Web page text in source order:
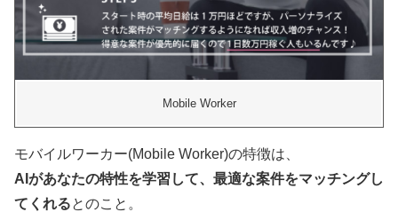
Mobile Worker
モバイルワーカー(Mobile Worker)の特徴は、
AIがあなたの特性を学習して、最適な案件をマッチングし
てくれるとのこと。